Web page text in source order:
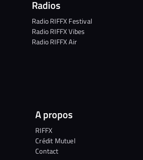
Radios
Radio RIFFX Festival
Radio RIFFX Vibes
Radio RIFFX Air
A propos
RIFFX
Crédit Mutuel
Contact